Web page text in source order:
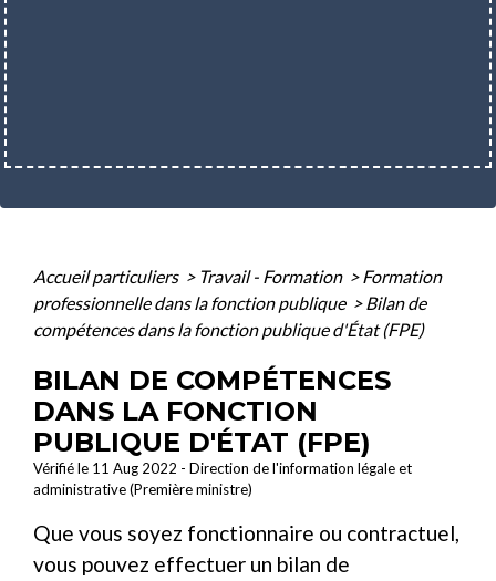
Accueil particuliers > Travail - Formation > Formation
professionnelle dans la fonction publique > Bilan de
compétences dans la fonction publique d'État (FPE)
BILAN DE COMPÉTENCES
DANS LA FONCTION
PUBLIQUE D'ÉTAT (FPE)
Vérifié le 11 Aug 2022 - Direction de l'information légale et
administrative (Première ministre)
Que vous soyez fonctionnaire ou contractuel,
vous pouvez effectuer un bilan de